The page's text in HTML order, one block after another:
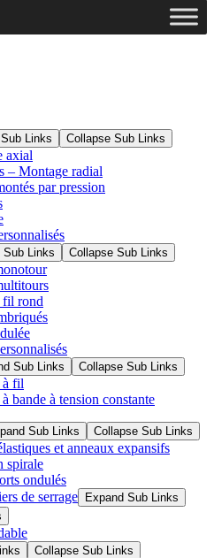
Links Collapse Sub Links
axial
– Montage radial
par pression
Sub Links Collapse Sub Links
fil rond
Sub Links Collapse Sub Links
à fil
bande à tension constante
Sub Links Collapse Sub Links
et anneaux expansifs
spirale
ondulés
de serrage
Expand Sub Links
Collapse Sub Links